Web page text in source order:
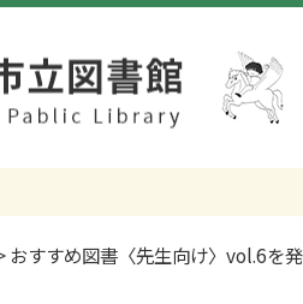
おすすめ図書〈先生向け〉vol.6を